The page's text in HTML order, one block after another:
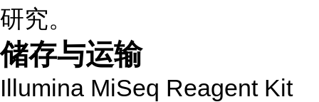
研究。
储存与运输
Illumina MiSeq Reagent Kit